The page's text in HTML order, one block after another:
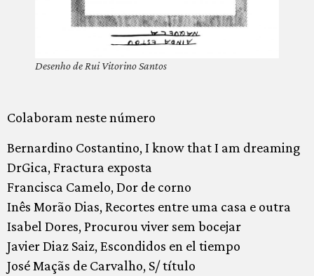
Desenho de Rui Vitorino Santos
Colaboram neste número
Bernardino Costantino, I know that I am dreaming
DrGica, Fractura exposta
Francisca Camelo, Dor de corno
Inês Morão Dias, Recortes entre uma casa e outra
Isabel Dores, Procurou viver sem bocejar
Javier Diaz Saiz, Escondidos en el tiempo
José Maçãs de Carvalho, S/ título